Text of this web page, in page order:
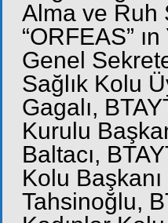
Alma ve Ruh
“ORFEAS”
Genel
Sağlık Kolu
Gagalı,
Kurulu
Baltacı,
Kolu
Tahsinoğlu,